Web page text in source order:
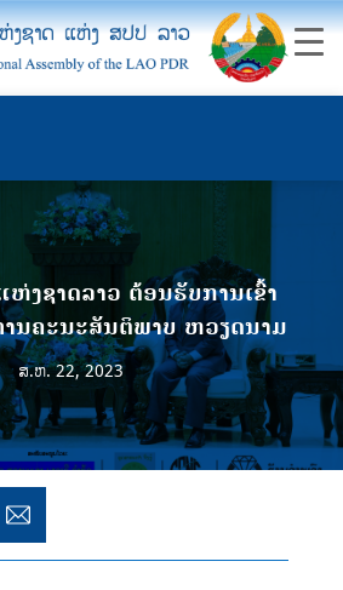
ງຊາດລາວ ຕ້ອນຮັບການເຂົ້າ
ນຄະນະສັນຕິພາບ ຫວຽດນາມ
ສ.ຫ. 22, 2023